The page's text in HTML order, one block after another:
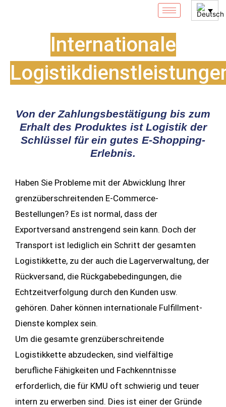
Internationale
Von der Zahlungsbestätigung bis zum
Erhalt des Produktes ist Logistik der
Schlüssel für ein gutes E-Shopping-
Erlebnis.
Haben Sie Probleme mit der Abwicklung Ihrer
grenzüberschreitenden E-Commerce-
Bestellungen? Es ist normal, dass der
Exportversand anstrengend sein kann. Doch der
Transport ist lediglich ein Schritt der gesamten
Logistikkette, zu der auch die Lagerverwaltung, der
Rückversand, die Rückgabebedingungen, die
Echtzeitverfolgung durch den Kunden usw.
gehören. Daher können internationale Fulfillment-
Dienste komplex sein.
Um die gesamte grenzüberschreitende
Logistikkette abzudecken, sind vielfältige
berufliche Fähigkeiten und Fachkenntnisse
erforderlich, die für KMU oft schwierig und teuer
intern zu erwerben sind. Dies ist einer der Gründe